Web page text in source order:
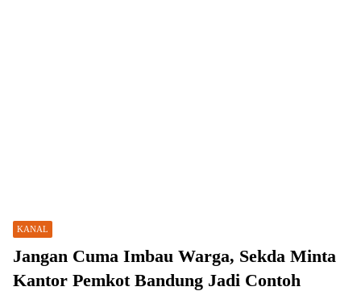
KANAL
Jangan Cuma Imbau Warga, Sekda Minta
Kantor Pemkot Bandung Jadi Contoh